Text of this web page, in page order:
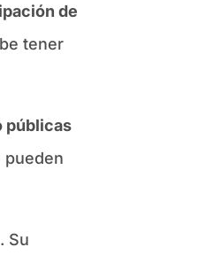
de
tener
públicas
pueden
. Su